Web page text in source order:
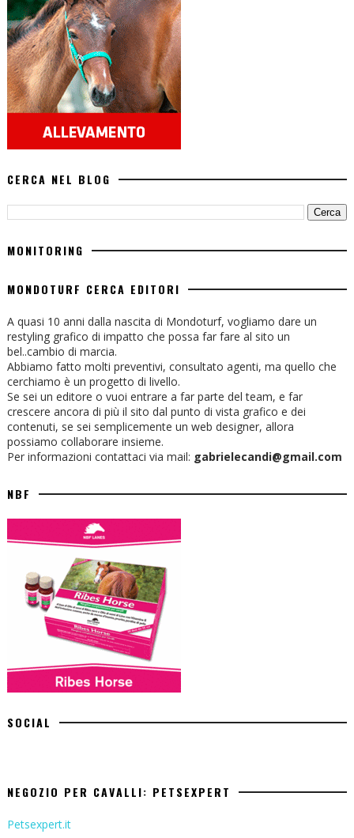
CERCA NEL BLOG
MONITORING
MONDOTURF CERCA EDITORI
A quasi 10 anni dalla nascita di Mondoturf, vogliamo dare un
restyling grafico di impatto che possa far fare al sito un
bel..cambio di marcia.
Abbiamo fatto molti preventivi, consultato agenti, ma quello che
cerchiamo è un progetto di livello.
Se sei un editore o vuoi entrare a far parte del team, e far
crescere ancora di più il sito dal punto di vista grafico e dei
contenuti, se sei semplicemente un web designer, allora
possiamo collaborare insieme.
Per informazioni contattaci via mail: gabrielecandi@gmail.com
NBF
SOCIAL
NEGOZIO PER CAVALLI: PETSEXPERT
Petsexpert.it